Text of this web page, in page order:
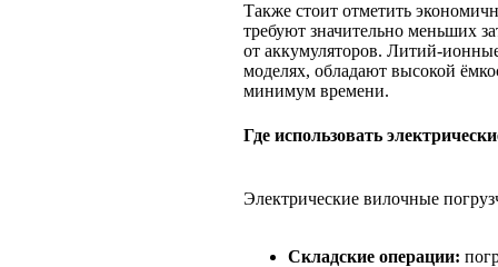
Также стоит отметить
требуют значительно меньших
от аккумуляторов. Литий-
моделях, обладают высокой
минимум времени.
Где использовать
Электрические вилочные
Складские операции: